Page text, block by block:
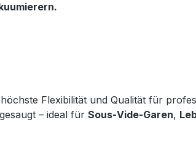
Flexibilität und Qualität für
– ideal für Sous‑Vide‑Garen,